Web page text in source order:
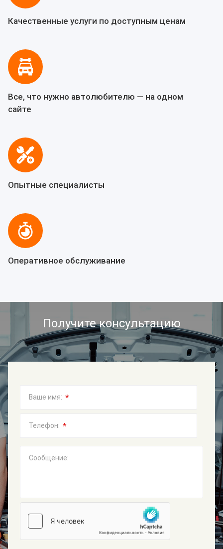
Качественные услуги по доступным ценам
Все, что нужно автолюбителю — на одном
сайте
Опытные специалисты
Оперативное обслуживание
Получите консультацию
Ваше имя: *
Телефон: *
Сообщение: